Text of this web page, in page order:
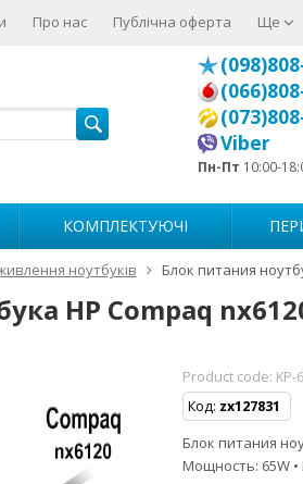
Про нас Публічна оферта Ще
Viber
Пн-Пт 10:00-
КОМПЛЕКТУЮЧІ
ноутбуків Блок питания
HP Compaq
Product code: KP-
Код: zx127831
Блок питания
Мощность: 65W